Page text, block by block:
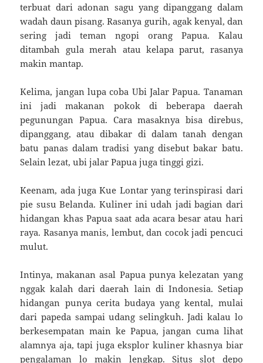
terbuat dari adonan sagu yang dipanggang dalam
wadah daun pisang. Rasanya gurih, agak kenyal, dan
sering jadi teman ngopi orang Papua. Kalau
ditambah gula merah atau kelapa parut, rasanya
makin mantap.
Kelima, jangan lupa coba Ubi Jalar Papua. Tanaman
ini jadi makanan pokok di beberapa daerah
pegunungan Papua. Cara masaknya bisa direbus,
dipanggang, atau dibakar di dalam tanah dengan
batu panas dalam tradisi yang disebut bakar batu.
Selain lezat, ubi jalar Papua juga tinggi gizi.
Keenam, ada juga Kue Lontar yang terinspirasi dari
pie susu Belanda. Kuliner ini udah jadi bagian dari
hidangan khas Papua saat ada acara besar atau hari
raya. Rasanya manis, lembut, dan cocok jadi pencuci
mulut.
Intinya, makanan asal Papua punya kelezatan yang
nggak kalah dari daerah lain di Indonesia. Setiap
hidangan punya cerita budaya yang kental, mulai
dari papeda sampai udang selingkuh. Jadi kalau lo
berkesempatan main ke Papua, jangan cuma lihat
alamnya aja, tapi juga eksplor kuliner khasnya biar
pengalaman lo makin lengkap. Situsslot depo